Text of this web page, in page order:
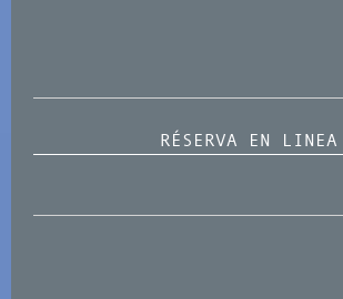
RÉSERVA EN LINEA